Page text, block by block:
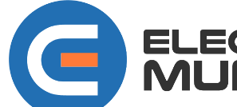
COMPRA HASTA EN 3 CUOTAS
Inicio Productos AUDIO Micrófono
Micrófono